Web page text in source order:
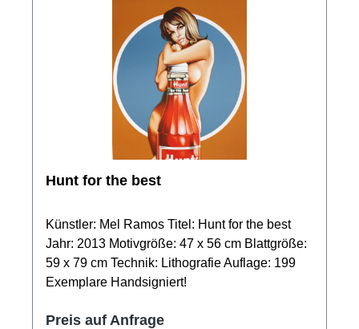
Hunt for the best
Künstler: Mel Ramos Titel: Hunt for the best
Jahr: 2013 Motivgröße: 47 x 56 cm Blattgröße:
59 x 79 cm Technik: Lithografie Auflage: 199
Exemplare Handsigniert!
Preis auf Anfrage